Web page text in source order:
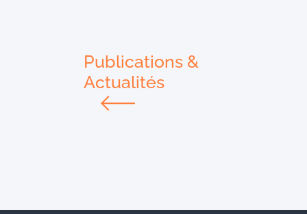
Publications &
Actualités